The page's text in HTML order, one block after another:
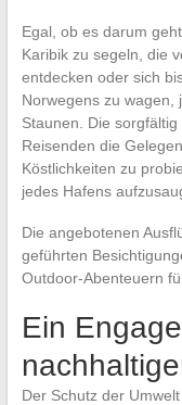
Egal, ob es darum
Karibik zu segeln, die
entdecken oder sich
Norwegens zu wagen,
Staunen. Die
Reisenden die
Köstlichkeiten zu
jedes Hafens
Die angebotenen
geführten
Outdoor-Abenteuern
Ein
Der Schutz der